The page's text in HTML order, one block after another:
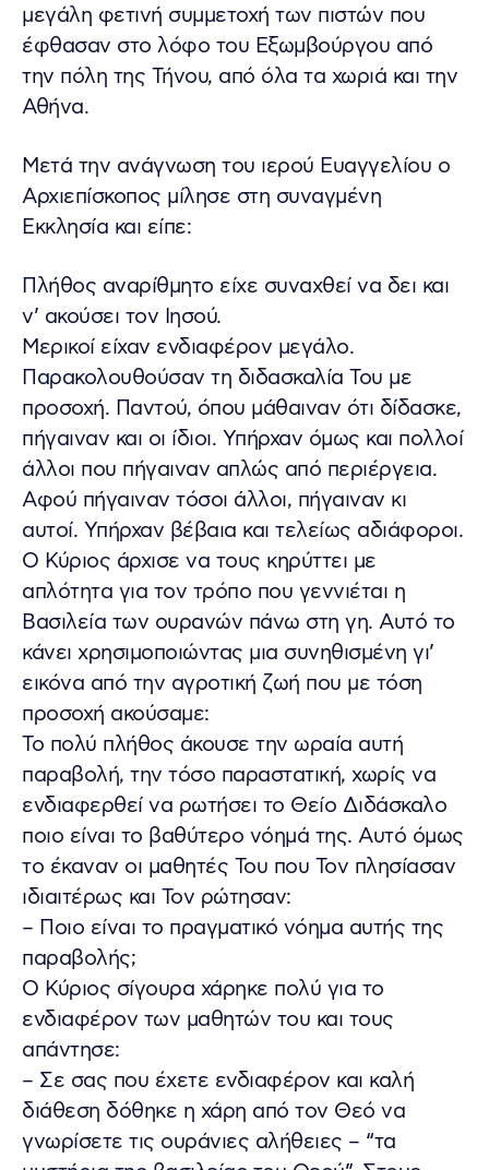
μεγάλη φετινή συμμετοχή των πιστών που
έφθασαν στο λόφο του Εξωμβούργου από
την πόλη της Τήνου, από όλα τα χωριά και την
Αθήνα.
Μετά την ανάγνωση του ιερού Ευαγγελίου ο
Αρχιεπίσκοπος μίλησε στη συναγμένη
Εκκλησία και είπε:
Πλήθος αναρίθμητο είχε συναχθεί να δει και
ν’ ακούσει τον Ιησού.
Μερικοί είχαν ενδιαφέρον μεγάλο.
Παρακολουθούσαν τη διδασκαλία Του με
προσοχή. Παντού, όπου μάθαιναν ότι δίδασκε,
πήγαιναν και οι ίδιοι. Υπήρχαν όμως και πολλοί
άλλοι που πήγαιναν απλώς από περιέργεια.
Αφού πήγαιναν τόσοι άλλοι, πήγαιναν κι
αυτοί. Υπήρχαν βέβαια και τελείως αδιάφοροι.
Ο Κύριος άρχισε να τους κηρύττει με
απλότητα για τον τρόπο που γεννιέται η
Βασιλεία των ουρανών πάνω στη γη. Αυτό το
κάνει χρησιμοποιώντας μια συνηθισμένη γι’
εικόνα από την αγροτική ζωή που με τόση
προσοχή ακούσαμε:
Το πολύ πλήθος άκουσε την ωραία αυτή
παραβολή, την τόσο παραστατική, χωρίς να
ενδιαφερθεί να ρωτήσει το Θείο Διδάσκαλο
ποιο είναι το βαθύτερο νόημά της. Αυτό όμως
το έκαναν οι μαθητές Του που Τον πλησίασαν
ιδιαιτέρως και Τον ρώτησαν:
– Ποιο είναι το πραγματικό νόημα αυτής της
παραβολής;
Ο Κύριος σίγουρα χάρηκε πολύ για το
ενδιαφέρον των μαθητών του και τους
απάντησε:
– Σε σας που έχετε ενδιαφέρον και καλή
διάθεση δόθηκε η χάρη από τον Θεό να
γνωρίσετε τις ουράνιες αλήθειες – “τα